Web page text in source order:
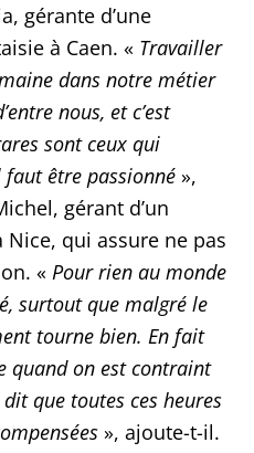
gérante d’une
à Caen. « Travailler
dans notre métier
nous, et c’est
sont ceux qui
être passionné »,
gérant d’un
qui assure ne pas
« Pour rien au monde
surtout que malgré le
tourne bien. En fait
quand on est contraint
que toutes ces heures
», ajoute-t-il.